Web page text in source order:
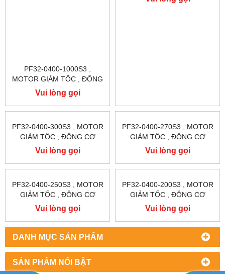
DANH MỤC SẢN PHẨM
SẢN PHẨM NỔI BẬT
PF32-0400-1000S3 ,
MOTOR GIẢM TỐC , ĐÔNG
CƠ GIẢM TỐC MẶT BÍCH
TUNGLEE
Vui lòng gọi
PF32-0400-300S3 , MOTOR
GIẢM TỐC , ĐÔNG CƠ
GIẢM TỐC MẶT BÍCH
TUNGLEE
Vui lòng gọi
PF32-0400-270S3 , MOTOR
GIẢM TỐC , ĐÔNG CƠ
GIẢM TỐC MẶT BÍCH
TUNGLEE
Vui lòng gọi
PF32-0400-250S3 , MOTOR
GIẢM TỐC , ĐÔNG CƠ
GIẢM TỐC MẶT BÍCH
TUNGLEE
Vui lòng gọi
PF32-0400-200S3 , MOTOR
GIẢM TỐC , ĐÔNG CƠ
GIẢM TỐC MẶT BÍCH
TUNGLEE
Vui lòng gọi